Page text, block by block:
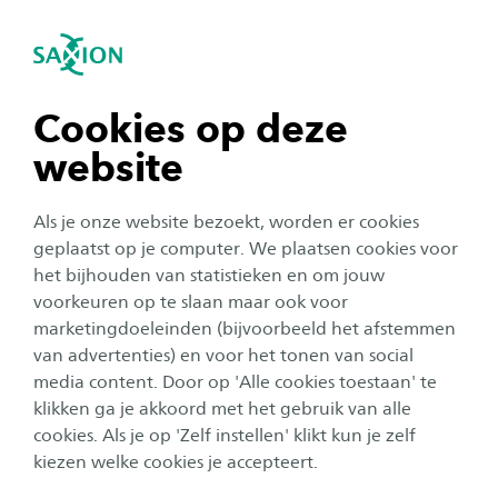
Cookies op deze
website
Als je onze website bezoekt, worden er cookies
geplaatst op je computer. We plaatsen cookies voor
het bijhouden van statistieken en om jouw
voorkeuren op te slaan maar ook voor
marketingdoeleinden (bijvoorbeeld het afstemmen
van advertenties) en voor het tonen van social
media content. Door op 'Alle cookies toestaan' te
klikken ga je akkoord met het gebruik van alle
cookies. Als je op 'Zelf instellen' klikt kun je zelf
kiezen welke cookies je accepteert.
Navigatie openen
tonen
tonen
tonen
tonen
sluiten
ICT - Business IT & Management
Subnavigatie tonen
Toelatingseisen 2026-2027
Om te beginnen met de deeltijdopleiding ICT
Business IT & Management moet je voldoen aan
de toelatingseisen. Kijk hieronder welke
vooropleiding, welk profiel en welke vakken je
nodig hebt voor toelating. Daarnaast beschik je
over een relevante praktijkomgeving.
Persoonlijk Studieadvies op maat gesprek
Benieuwd of deze opleiding bij je past? Vraag dan
een Studieadvies op maat gesprek aan. Dit gesprek
is zowel informerend als adviserend.